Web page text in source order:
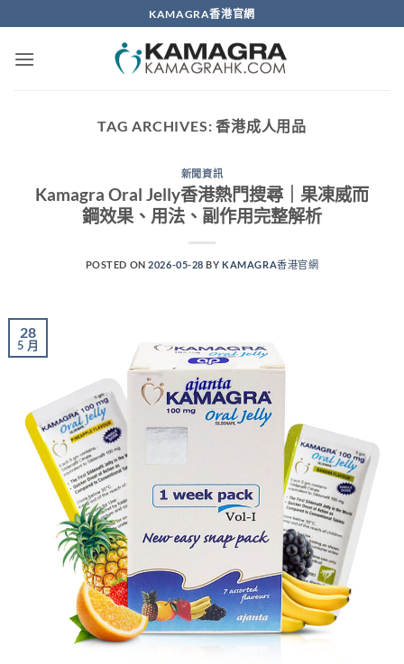
to
content
KAMAGRA香港官網
TAG ARCHIVES:香港成人用品
新聞資訊
Kamagra Oral Jelly香港熱門搜尋｜果凍威而
鋼效果、用法、副作用完整解析
POSTED ON2026-05-28 BYKAMAGRA香港官網
28
5 月